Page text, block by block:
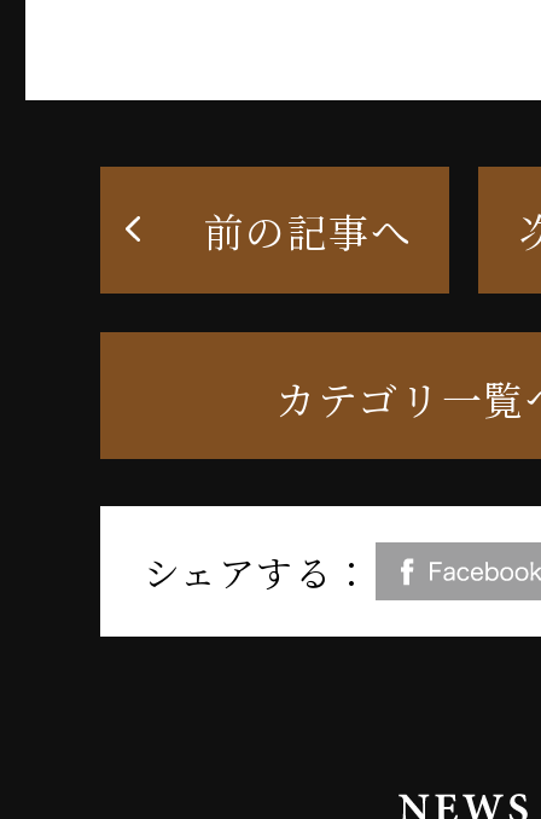
前の記事へ
カテゴリ一覧
シェアする：